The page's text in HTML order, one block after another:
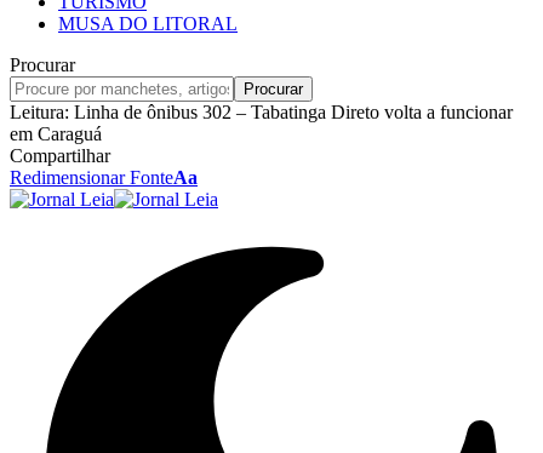
MUSA DO LITORAL
Procurar
Leitura: Linha de ônibus 302 – Tabatinga Direto volta a funcionar
em Caraguá
Compartilhar
Redimensionar FonteAa